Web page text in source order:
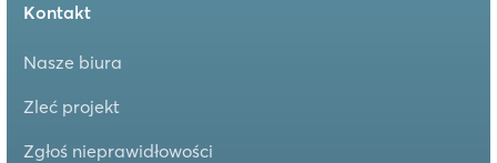
Kontakt
Nasze biura
Zleć projekt
Zgłoś nieprawidłowości